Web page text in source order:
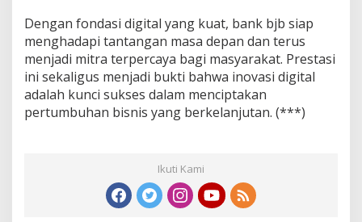
Dengan fondasi digital yang kuat, bank bjb siap
menghadapi tantangan masa depan dan terus
menjadi mitra terpercaya bagi masyarakat. Prestasi
ini sekaligus menjadi bukti bahwa inovasi digital
adalah kunci sukses dalam menciptakan
pertumbuhan bisnis yang berkelanjutan. (***)
Ikuti Kami